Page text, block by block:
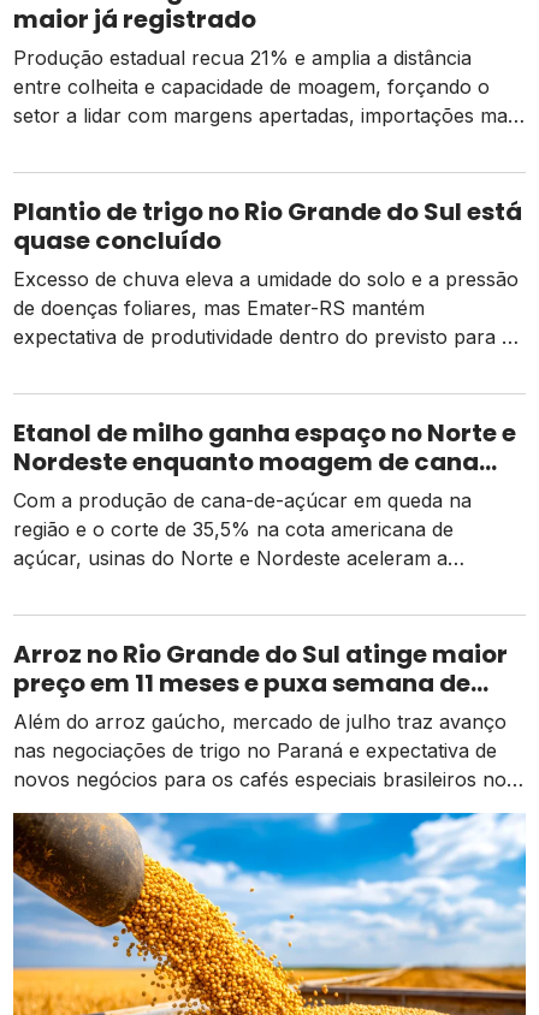
maior já registrado
Produção estadual recua 21% e amplia a distância
entre colheita e capacidade de moagem, forçando o
setor a lidar com margens apertadas, importações mais
Plantio de trigo no Rio Grande do Sul está
quase concluído
Excesso de chuva eleva a umidade do solo e a pressão
de doenças foliares, mas Emater-RS mantém
expectativa de produtividade dentro do previsto para a
Etanol de milho ganha espaço no Norte e
Nordeste enquanto moagem de cana
recua e tarifa dos EUA pressiona usinas
Com a produção de cana-de-açúcar em queda na
região e o corte de 35,5% na cota americana de
açúcar, usinas do Norte e Nordeste aceleram a
de receita e competitividade.
Arroz no Rio Grande do Sul atinge maior
preço em 11 meses e puxa semana de
valorização no campo
Além do arroz gaúcho, mercado de julho traz avanço
nas negociações de trigo no Paraná e expectativa de
novos negócios para os cafés especiais brasileiros no
exterior